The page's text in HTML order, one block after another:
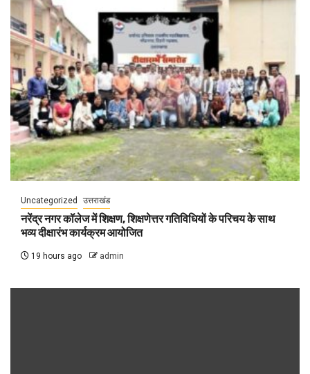
Uncategorized उत्तराखंड
नरेंद्र नगर कॉलेज में शिक्षण, शिक्षणेत्तर गतिविधियों के परिचय के साथ
भव्य दीक्षारंभ कार्यक्रम आयोजित
19 hours ago admin